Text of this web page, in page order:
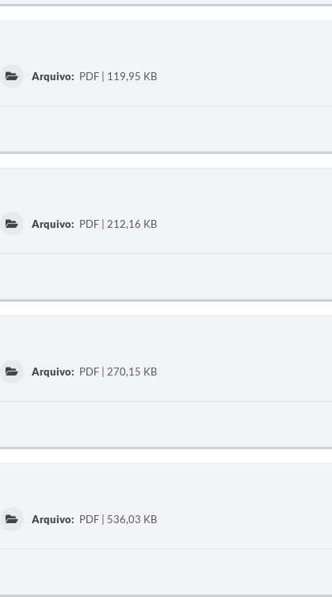
Arquivo: PDF | 119,95 KB
Arquivo: PDF | 212,16 KB
Arquivo: PDF | 270,15 KB
Arquivo: PDF | 536,03 KB